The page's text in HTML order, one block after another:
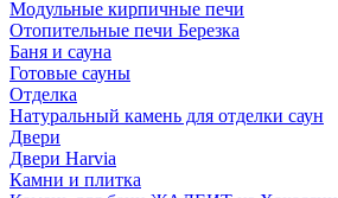
Модульные кирпичные печи
Отопительные печи Березка
Баня и сауна
Готовые сауны
Отделка
Натуральный камень для отделки саун
Двери
Двери Harvia
Камни и плитка